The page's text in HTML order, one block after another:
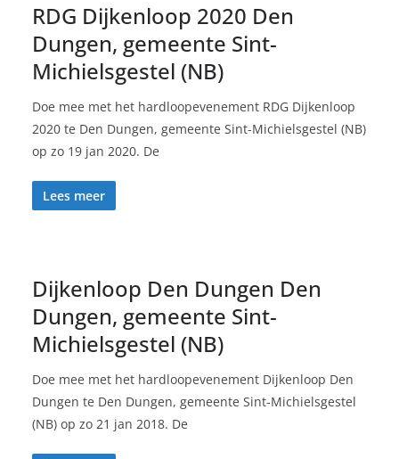
RDG Dijkenloop 2020 Den
Dungen, gemeente Sint-
Michielsgestel (NB)
Doe mee met het hardloopevenement RDG Dijkenloop
2020 te Den Dungen, gemeente Sint-Michielsgestel (NB)
op zo 19 jan 2020. De
Lees meer
Dijkenloop Den Dungen Den
Dungen, gemeente Sint-
Michielsgestel (NB)
Doe mee met het hardloopevenement Dijkenloop Den
Dungen te Den Dungen, gemeente Sint-Michielsgestel
(NB) op zo 21 jan 2018. De